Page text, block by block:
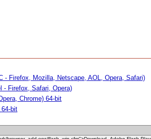
- Firefox, Mozilla, Netscape, AOL, Opera, Safari)
- Firefox, Safari, Opera)
Chrome) 64-bit
bit